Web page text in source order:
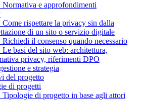
Normativa e approfondimenti
Come rispettare la privacy sin dalla
di un sito o servizio digitale
Richiedi il consenso quando necessario
Le basi del sito web: architettura,
privacy, riferimenti DPO
e strategia
del progetto
di progetti
Tipologie di progetto in base agli attori